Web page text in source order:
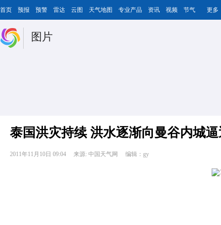
首页 预报 预警 雷达 云图 天气地图 专业产品 资讯 视频 节气 更多
图片
泰国洪灾持续 洪水逐渐向曼谷内城
2011年11月10日 09:04 来源: 中国天气网 编辑：gy